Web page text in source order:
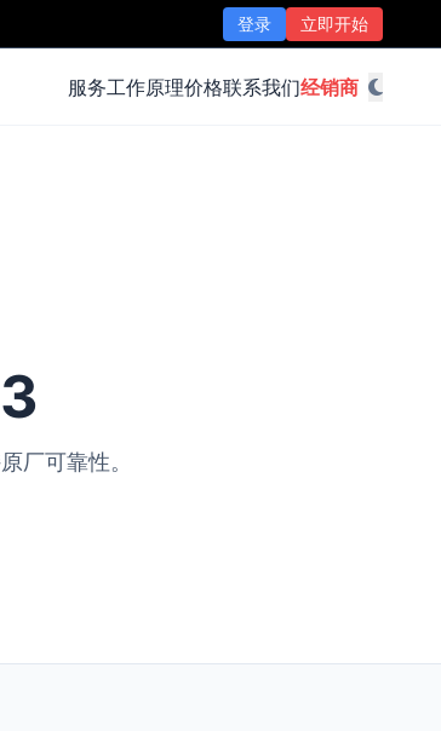
登录 立即开始
服务工作原理价格联系我们经销商
厂可靠性。